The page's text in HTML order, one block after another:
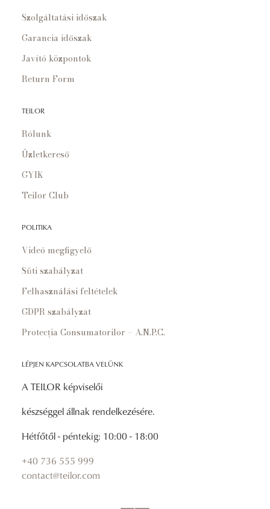
Szolgáltatási időszak
Garancia időszak
Javító központok
Return Form
TEILOR
Rólunk
Üzletkereső
GYIK
Teilor Club
POLITIKA
Videó megfigyelő
Süti szabályzat
Felhasználási feltételek
GDPR szabályzat
Protecția Consumatorilor – A.N.P.C.
LÉPJEN KAPCSOLATBA VELÜNK
A TEILOR képviselői
készséggel állnak rendelkezésére.
Hétfőtől - péntekig: 10:00 - 18:00
+40 736 555 999
contact@teilor.com